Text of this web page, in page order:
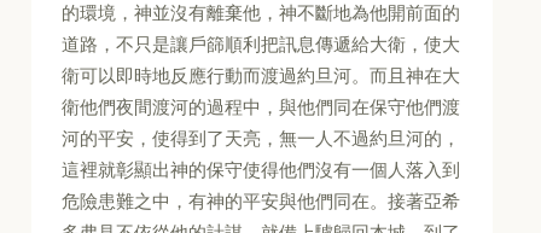
的環境，神並沒有離棄他，神不斷地為他開前面的
道路，不只是讓戶篩順利把訊息傳遞給大衛，使大
衛可以即時地反應行動而渡過約旦河。而且神在大
衛他們夜間渡河的過程中，與他們同在保守他們渡
河的平安，使得到了天亮，無一人不過約旦河的，
這裡就彰顯出神的保守使得他們沒有一個人落入到
危險患難之中，有神的平安與他們同在。接著亞希